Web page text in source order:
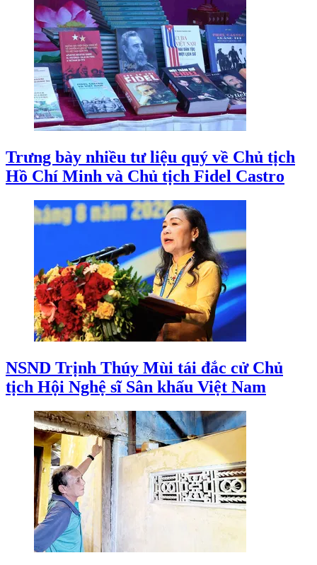
Trưng bày nhiều tư liệu quý về Chủ tịch
Hồ Chí Minh và Chủ tịch Fidel Castro
NSND Trịnh Thúy Mùi tái đắc cử Chủ
tịch Hội Nghệ sĩ Sân khấu Việt Nam